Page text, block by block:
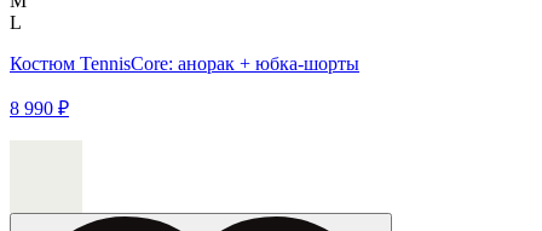
L
Костюм TennisCore: анорак + юбка-шорты
8 990 ₽